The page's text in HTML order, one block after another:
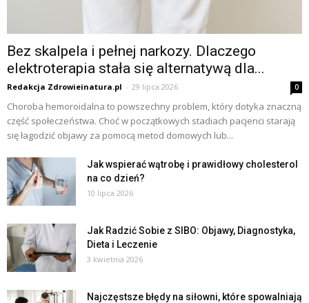
Bez skalpela i pełnej narkozy. Dlaczego
elektroterapia stała się alternatywą dla...
Redakcja Zdrowieinatura.pl - 29 lipca 2026 0
Choroba hemoroidalna to powszechny problem, który dotyka znaczną
część społeczeństwa. Choć w początkowych stadiach pacjenci starają
się łagodzić objawy za pomocą metod domowych lub...
Jak wspierać wątrobę i prawidłowy cholesterol
na co dzień?
10 lipca 2026
Jak Radzić Sobie z SIBO: Objawy, Diagnostyka,
Dieta i Leczenie
3 kwietnia 2026
Najczęstsze błędy na siłowni, które spowalniają